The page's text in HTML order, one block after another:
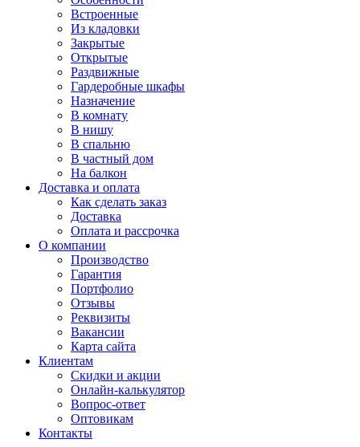
Встроенные
Из кладовки
Закрытые
Открытые
Раздвижные
Гардеробные шкафы
Назначение
В комнату
В нишу
В спальню
В частный дом
На балкон
Доставка и оплата
Как сделать заказ
Доставка
Оплата и рассрочка
О компании
Производство
Гарантия
Портфолио
Отзывы
Реквизиты
Вакансии
Карта сайта
Клиентам
Скидки и акции
Онлайн-калькулятор
Вопрос-ответ
Оптовикам
Контакты